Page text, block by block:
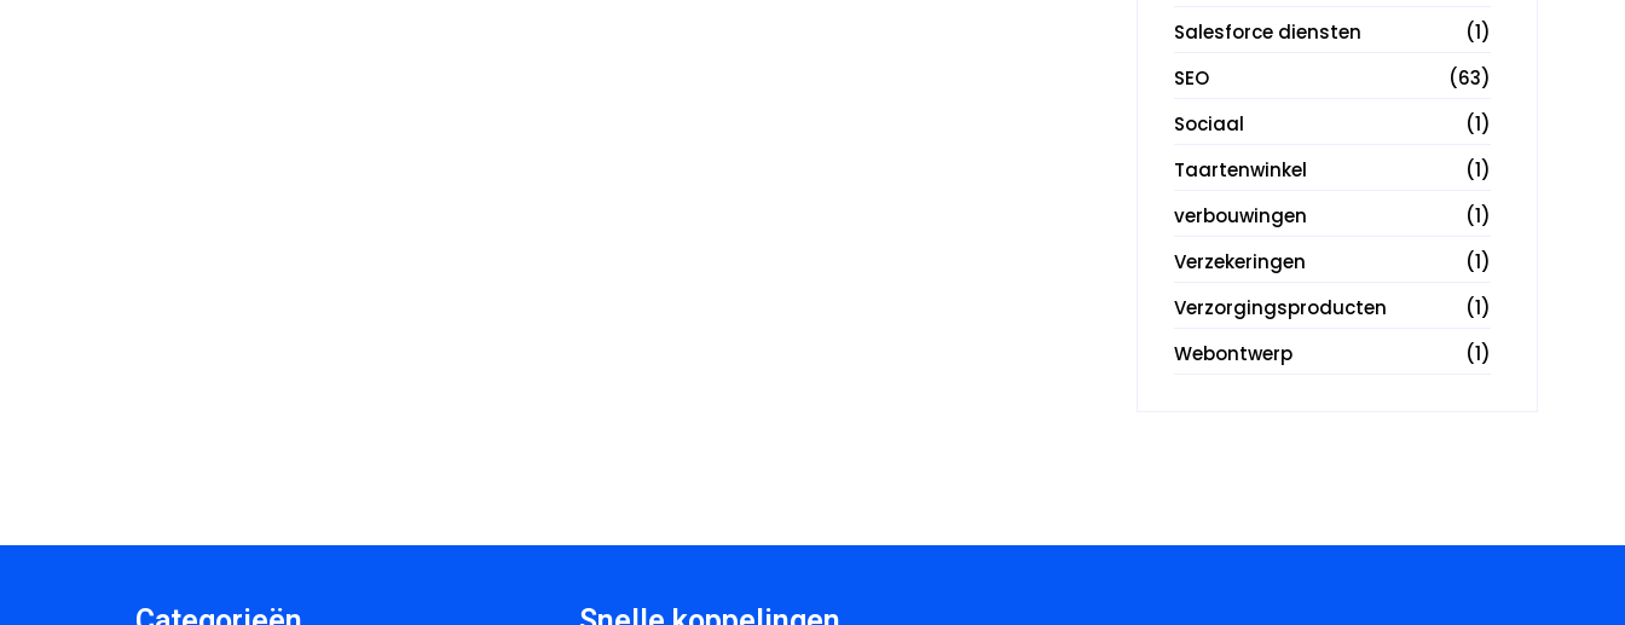
Salesforce diensten
(1)
SEO
(63)
Sociaal
(1)
Taartenwinkel
(1)
verbouwingen
(1)
Verzekeringen
(1)
Verzorgingsproducten
(1)
Webontwerp
(1)